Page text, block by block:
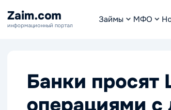
Zaim.com
информационный портал
Займы МФО
Банки просят
операциями с